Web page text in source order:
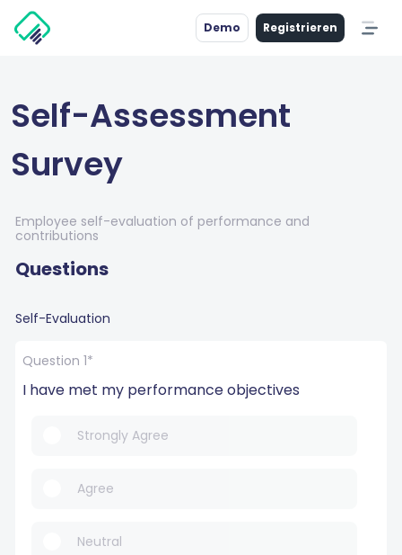
Demo Registrieren
Self-Assessment
Survey
Employee self-evaluation of performance and
contributions
Questions
Self-Evaluation
Question 1*
I have met my performance objectives
Strongly Agree
Agree
Neutral